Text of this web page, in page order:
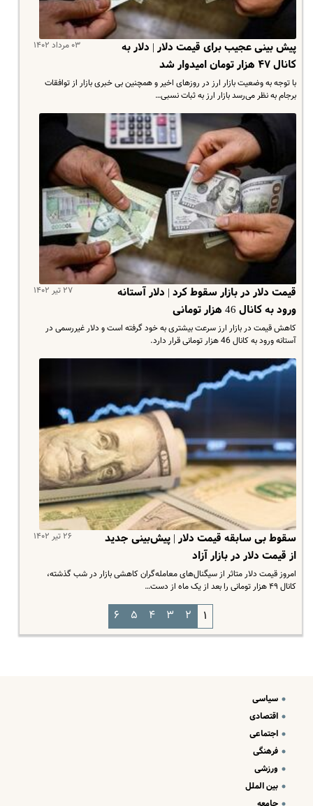
۰۳ مرداد ۱۴۰۲
پیش بینی عجیب برای قیمت دلار | دلار به
کانال ۴۷ هزار تومان امیدوار شد
با توجه به وضعیت بازار ارز در روزهای اخیر و همچنین بی خبری بازار از توافقات
برجام به نظر می‌رسد بازار ارز به ثبات نسبی…
۲۷ تیر ۱۴۰۲
قیمت دلار در بازار سقوط کرد | دلار آستانه
ورود به کانال 46 هزار تومانی‌‌
کاهش قیمت در بازار ارز سرعت بیشتری به خود گرفته است و دلار غیررسمی در
آستانه ورود به کانال 46 هزار تومانی قرار دارد.
۲۶ تیر ۱۴۰۲
سقوط بی سابقه قیمت دلار | پیش‌بینی جدید
از قیمت دلار در بازار آزاد
امروز قیمت دلار متاثر از سیگنال‌های معامله‌گران کاهشی بازار در شب گذشته،
کانال ۴۹ هزار تومانی را بعد از یک ماه از دست…
۱ ۲ ۳ ۴ ۵ ۶
سیاسی
اقتصادی
اجتماعی
فرهنگی
ورزشی
بین الملل